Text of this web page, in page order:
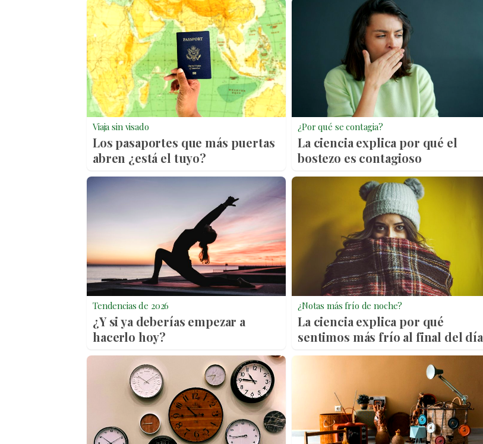
Viaja sin visado
Los pasaportes que más puertas
abren ¿está el tuyo?
¿Por qué se contagia?
La ciencia explica por qué el
bostezo es contagioso
Tendencias de 2026
¿Y si ya deberías empezar a
hacerlo hoy?
¿Notas más frío de noche?
La ciencia explica por qué
sentimos más frío al final del día